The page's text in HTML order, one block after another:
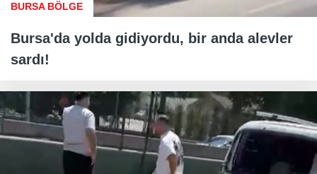
BURSA BÖLGE
Bursa'da yolda gidiyordu, bir anda alevler
sardı!